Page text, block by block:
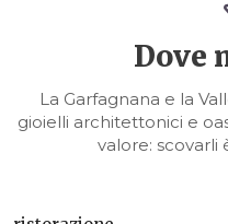
Dove
La Garfagnana e la
gioielli architettonici e
valore: scovarli